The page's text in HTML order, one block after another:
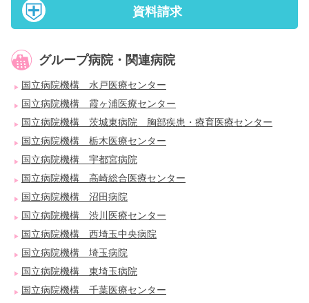
資料請求
グループ病院・関連病院
国立病院機構 水戸医療センター
国立病院機構 霞ヶ浦医療センター
国立病院機構 茨城東病院 胸部疾患・療育医療センター
国立病院機構 栃木医療センター
国立病院機構 宇都宮病院
国立病院機構 高崎総合医療センター
国立病院機構 沼田病院
国立病院機構 渋川医療センター
国立病院機構 西埼玉中央病院
国立病院機構 埼玉病院
国立病院機構 東埼玉病院
国立病院機構 千葉医療センター